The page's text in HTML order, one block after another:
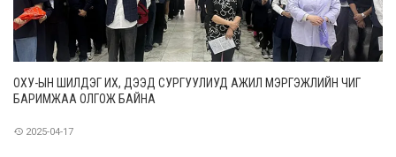
ОХУ-ЫН ШИЛДЭГ ИХ, ДЭЭД СУРГУУЛИУД АЖИЛ МЭРГЭЖЛИЙН ЧИГ
БАРИМЖАА ОЛГОЖ БАЙНА
2025-04-17